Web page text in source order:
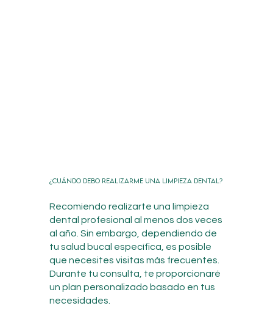
¿Cuándo debo realizarme una limpieza dental?
Recomiendo realizarte una limpieza
dental profesional al menos dos veces
al año. Sin embargo, dependiendo de
tu salud bucal específica, es posible
que necesites visitas más frecuentes.
Durante tu consulta, te proporcionaré
un plan personalizado basado en tus
necesidades.